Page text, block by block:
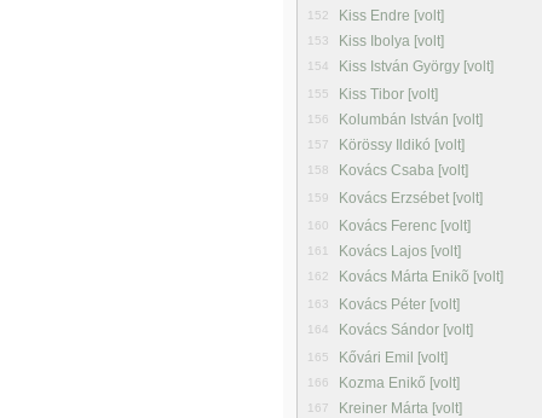
152 Kiss Endre [volt]
153 Kiss Ibolya [volt]
154 Kiss István György [volt]
155 Kiss Tibor [volt]
156 Kolumbán István [volt]
157 Körössy Ildikó [volt]
158 Kovács Csaba [volt]
159 Kovács Erzsébet [volt]
160 Kovács Ferenc [volt]
161 Kovács Lajos [volt]
162 Kovács Márta Enikõ [volt]
163 Kovács Péter [volt]
164 Kovács Sándor [volt]
165 Kővári Emil [volt]
166 Kozma Enikő [volt]
167 Kreiner Márta [volt]